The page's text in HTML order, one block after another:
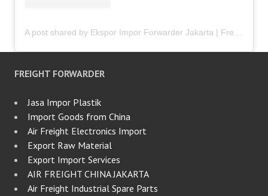
FREIGHT FORWARDER
Jasa Impor Plastik
Import Goods from China
Air Freight Electronics Import
Export Raw Material
Export Import Services
AIR FREIGHT CHINA JAKARTA
Air Freight Industrial Spare Parts